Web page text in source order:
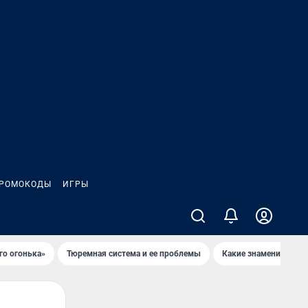
ИГРЫ
огонька» Тюремная система и ее проблемы Какие знаменитости